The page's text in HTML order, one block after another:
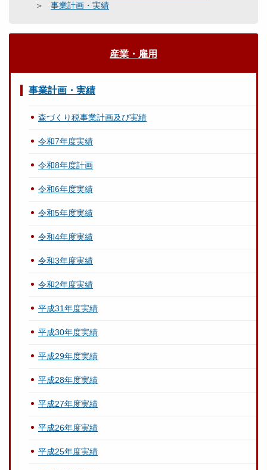
事業計画・実績
産業・雇用
事業計画・実績
森づくり税事業計画及び実績
令和7年度実績
令和8年度計画
令和6年度実績
令和5年度実績
令和4年度実績
令和3年度実績
令和2年度実績
平成31年度実績
平成30年度実績
平成29年度実績
平成28年度実績
平成27年度実績
平成26年度実績
平成25年度実績